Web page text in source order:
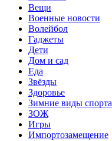
Вещи
Военные новости
Волейбол
Гаджеты
Дети
Дом и сад
Еда
Звёзды
Здоровье
Зимние виды спорта
ЗОЖ
Игры
Импортозамещение